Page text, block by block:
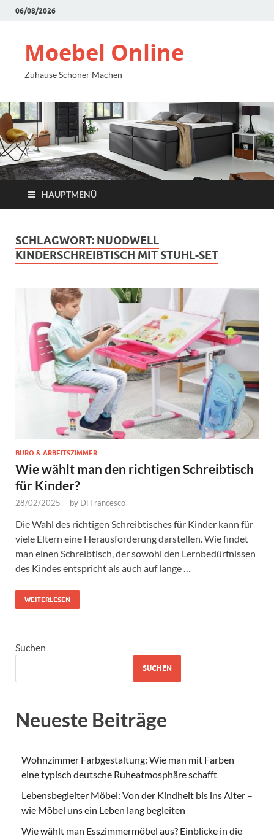
06/08/2026
Moebel Online
Zuhause Schöner Machen
HAUPTMENÜ
SCHLAGWORT: NUODWELL
KINDERSCHREIBTISCH MIT STUHL-SET
BÜRO & ARBEITSZIMMER
Wie wählt man den richtigen Schreibtisch
für Kinder?
28/02/2025 - by Di Francesco
Die Wahl des richtigen Schreibtisches für Kinder kann für
viele Eltern eine Herausforderung darstellen. Wie findet
man einen Schreibtisch, der sowohl den Lernbedürfnissen
des Kindes entspricht als auch auf lange …
WEITERLESEN
Suchen
SUCHEN
Neueste Beiträge
Wohnzimmer Farbgestaltung: Wie man mit Farben
eine typisch deutsche Ruheatmosphäre schafft
Lebensbegleiter Möbel: Von der Kindheit bis ins Alter –
wie Möbel uns ein Leben lang begleiten
Wie wählt man Esszimmermöbel aus? Einblicke in die